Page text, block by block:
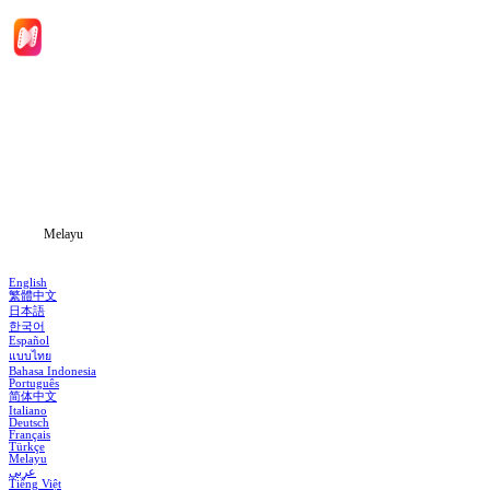
Melayu
English
繁體中文
日本語
한국어
Español
แบบไทย
Bahasa Indonesia
Português
简体中文
Italiano
Deutsch
Français
Türkçe
Melayu
عربي
Tiếng Việt